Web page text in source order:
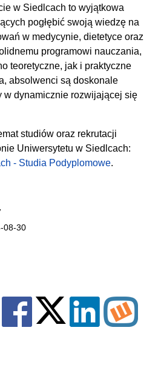
w Siedlcach to wyjątkowa
pogłębić swoją wiedzę na
w medycynie, dietetyce oraz
programowi nauczania,
teoretyczne, jak i praktyczne
absolwenci są doskonale
w dynamicznie rozwijającej się
studiów oraz rekrutacji
Uniwersytetu w Siedlcach:
- Studia Podyplomowe.
08-30